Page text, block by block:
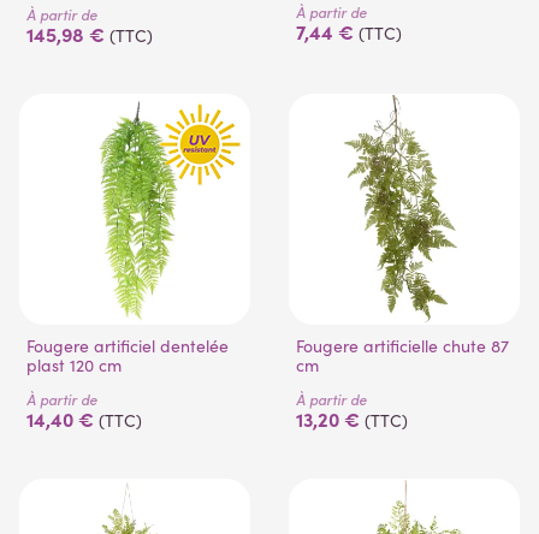
(1 avis)
À partir de
145,98 € (TTC)
À partir de
7,44 € (TTC)
Fougere artificiel dentelée
plast 120 cm
À partir de
14,40 € (TTC)
Fougere artificielle chute 87
cm
À partir de
13,20 € (TTC)